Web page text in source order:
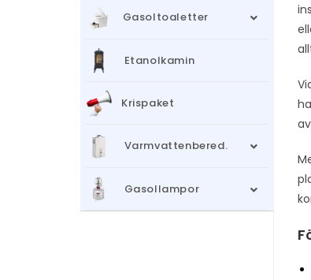
Gasoltoaletter
Etanolkamin
Krispaket
Varmvattenbered.
Gasollampor